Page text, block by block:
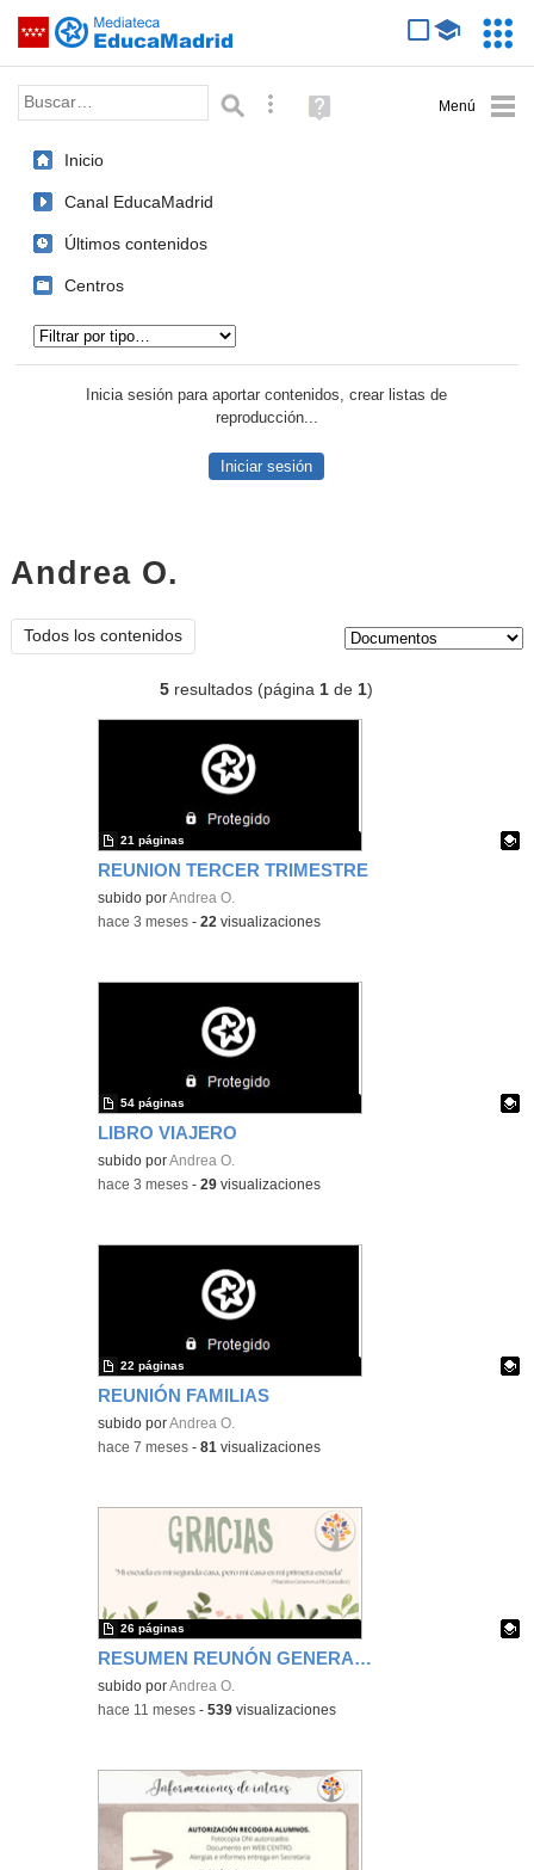
Saltar navegación
Palabra o frase: Búsqueda avanzada
Ayuda
(en
Inicio
Canal EducaMadrid
Últimos contenidos
Centros
Inicia sesión para aportar contenidos, crear listas de
reproducción...
Iniciar sesión
Andrea O.
Todos los contenidos
5 resultados (página1 de1)
REUNION TERCER TRIMESTRE
Contenido educativo.
subido porAndrea O.
21 páginas
-hace 3 meses -22 visualizaciones
LIBRO VIAJERO
Contenido educativo.
subido porAndrea O.
54 páginas
-hace 3 meses -29 visualizaciones
REUNIÓN FAMILIAS
Contenido educativo.
subido porAndrea O.
22 páginas
-hace 7 meses -81 visualizaciones
RESUMEN REUNÓN GENERAL FAMILIAS PRIMER TRIMESTRE
Contenido educativo.
subido porAndrea O.
26 páginas
-hace 11 meses -539 visualizaciones